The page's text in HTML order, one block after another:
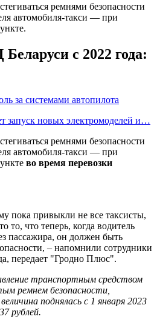
ремнями безопасности
автомобиля-такси — при
с 2022 года:
за системами автопилота
запуск новых электромоделей и…
ремнями безопасности
автомобиля-такси — при
во время перевозки
пока привыкли не все таксисты,
то, что теперь, когда водитель
пассажира, он должен быть
– напомнили сотрудники
передает "Гродно Плюс".
транспортным средством
ремнем безопасности,
поднялась с 1 января 2023
рублей.